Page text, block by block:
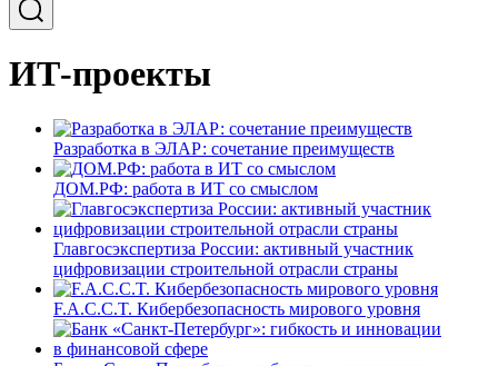
ИТ-проекты
Разработка в ЭЛАР: сочетание преимуществ
ДОМ.РФ: работа в ИТ со смыслом
Главгосэкспертиза России: активный участник
цифровизации строительной отрасли страны
F.A.C.C.T. Кибербезопасность мирового уровня